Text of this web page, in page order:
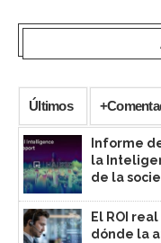
Últimos
Informe
la
de la
El ROI
dónde la